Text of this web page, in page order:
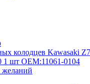
желаний